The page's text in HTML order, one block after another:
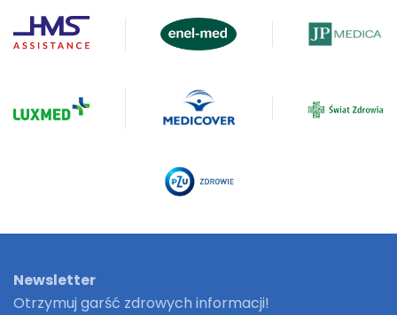
Newsletter
Otrzymuj garść zdrowych informacji!